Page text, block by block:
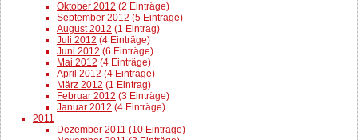
Oktober 2012 (2 Einträge)
September 2012 (5 Einträge)
August 2012 (1 Eintrag)
Juli 2012 (4 Einträge)
Juni 2012 (6 Einträge)
Mai 2012 (4 Einträge)
April 2012 (4 Einträge)
März 2012 (1 Eintrag)
Februar 2012 (3 Einträge)
Januar 2012 (4 Einträge)
2011
Dezember 2011 (10 Einträge)